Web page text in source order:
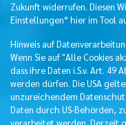
Zukunft widerrufen. Diesen
Einstellungen“ hier im Tool
Hinweis auf
Wenn Sie auf "Alle Cookies
dass ihre Daten i.S.v. Art. 49
werden dürfen. Die USA
unzureichendem
Daten durch US-Behörden,
verarbeitet werden. Derzeit